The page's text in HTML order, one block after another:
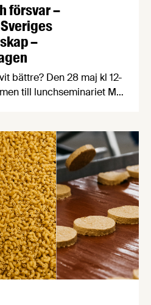
försvar –
–
bättre? Den 28 maj kl 12-
till lunchseminariet Mat
en uppföljning av
beredskapsrapport Recept
är en
civila och militära försvar.